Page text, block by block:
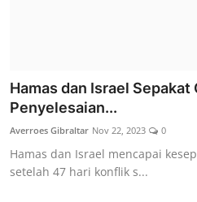
Hamas dan Israel
Penyelesaian...
Averroes Gibraltar Nov 22, 2023 0
Hamas dan Israel mencapai
setelah 47 hari konflik s...